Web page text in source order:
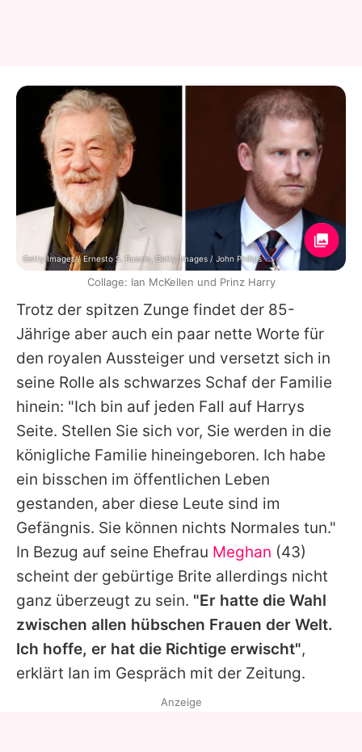
Trotz der spitzen Zunge findet der 85-
Jährige aber auch ein paar nette Worte für
den royalen Aussteiger und versetzt sich in
seine Rolle als schwarzes Schaf der Familie
hinein: "Ich bin auf jeden Fall auf Harrys
Seite. Stellen Sie sich vor, Sie werden in die
königliche Familie hineingeboren. Ich habe
ein bisschen im öffentlichen Leben
gestanden, aber diese Leute sind im
Gefängnis. Sie können nichts Normales tun."
In Bezug auf seine Ehefrau Meghan (43)
scheint der gebürtige Brite allerdings nicht
ganz überzeugt zu sein. "Er hatte die Wahl
zwischen allen hübschen Frauen der Welt.
Ich hoffe, er hat die Richtige erwischt",
erklärt Ian im Gespräch mit der Zeitung.
Getty Images / Ernesto S. Ruscio, Getty Images / John Phillips
Collage: Ian McKellen und Prinz Harry
Anzeige